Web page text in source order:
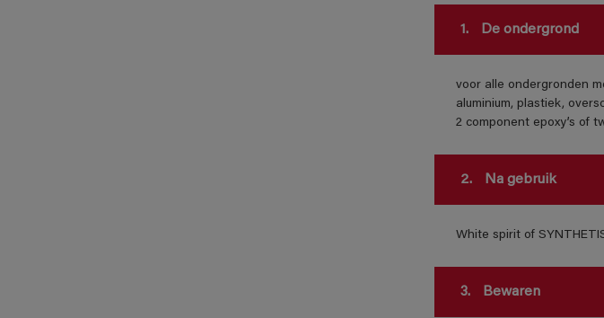
1. De ondergrond
voor alle ondergronden
aluminium, plastiek,
2 component epoxy’s of
2. Na gebruik
White spirit of
3. Bewaren